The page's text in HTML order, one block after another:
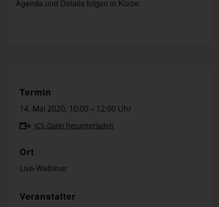
Agenda und Details folgen in Kürze.
Termin
14. Mai 2020, 10:00 – 12:00 Uhr
ICS-Datei herunterladen
Ort
Live-Webinar
Veranstalter